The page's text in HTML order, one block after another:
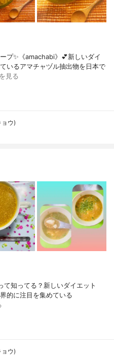
プ✨《amachabi》💕新しいダイ
いるアマチャヅル抽出物を日本で
見る
ウ)
知ってる？新しいダイエット
的に注目を集めている
ウ)